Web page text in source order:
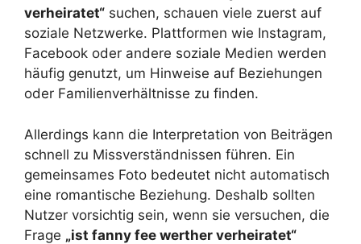
verheiratet“ suchen, schauen viele zuerst auf
soziale Netzwerke. Plattformen wie Instagram,
Facebook oder andere soziale Medien werden
häufig genutzt, um Hinweise auf Beziehungen
oder Familienverhältnisse zu finden.
Allerdings kann die Interpretation von Beiträgen
schnell zu Missverständnissen führen. Ein
gemeinsames Foto bedeutet nicht automatisch
eine romantische Beziehung. Deshalb sollten
Nutzer vorsichtig sein, wenn sie versuchen, die
Frage „ist fanny fee werther verheiratet“